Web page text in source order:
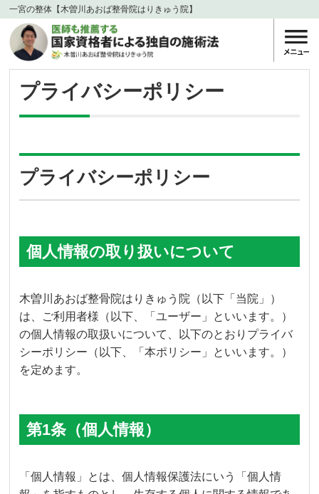
一宮の整体【木曽川あおば整骨院はりきゅう院】
プライバシーポリシー
プライバシーポリシー
個人情報の取り扱いについて
木曽川あおば整骨院はりきゅう院（以下「当院」）
は、ご利用者様（以下、「ユーザー」といいます。）
の個人情報の取扱いについて、以下のとおりプライバ
シーポリシー（以下、「本ポリシー」といいます。）
を定めます。
第1条（個人情報）
「個人情報」とは、個人情報保護法にいう「個人情